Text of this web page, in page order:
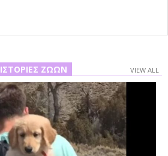
ΙΣΤΟΡΊΕΣ ΖΏΩΝ VIEW ALL